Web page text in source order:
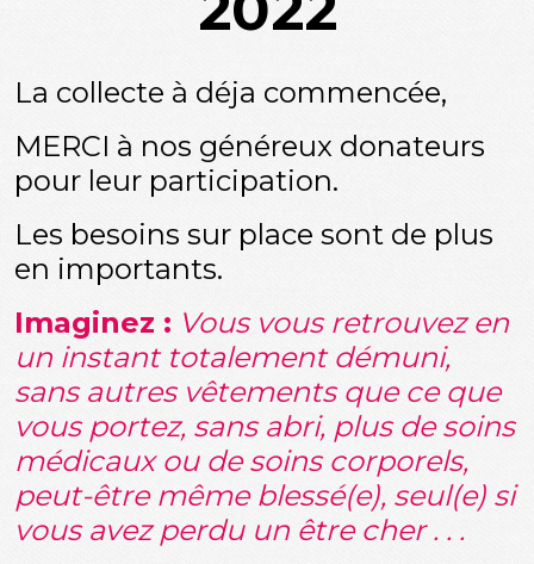
La collecte à déja commencée,
MERCI à nos généreux donateurs
pour leur participation.
Les besoins sur place sont de plus
en importants.
Imaginez : Vous vous retrouvez en
un instant totalement démuni,
sans autres vêtements que ce que
vous portez, sans abri, plus de soins
médicaux ou de soins corporels,
peut-être même blessé(e), seul(e) si
vous avez perdu un être cher . . .